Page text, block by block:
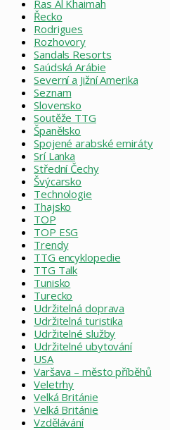
Ras Al Khaimah
Řecko
Rodrigues
Rozhovory
Sandals Resorts
Saúdská Arábie
Severní a Jižní Amerika
Seznam
Slovensko
Soutěže TTG
Španělsko
Spojené arabské emiráty
Srí Lanka
Střední Čechy
Švýcarsko
Technologie
Thajsko
TOP
TOP ESG
Trendy
TTG encyklopedie
TTG Talk
Tunisko
Turecko
Udržitelná doprava
Udržitelná turistika
Udržitelné služby
Udržitelné ubytování
USA
Varšava – město příběhů
Veletrhy
Velká Británie
Velká Británie
Vzdělávání